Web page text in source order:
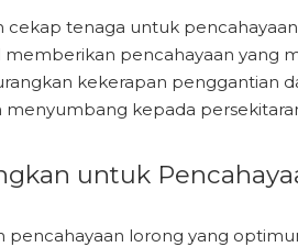
tenaga untuk
pencahayaan yang
kekerapan penggantian
kepada
untuk
lorong yang